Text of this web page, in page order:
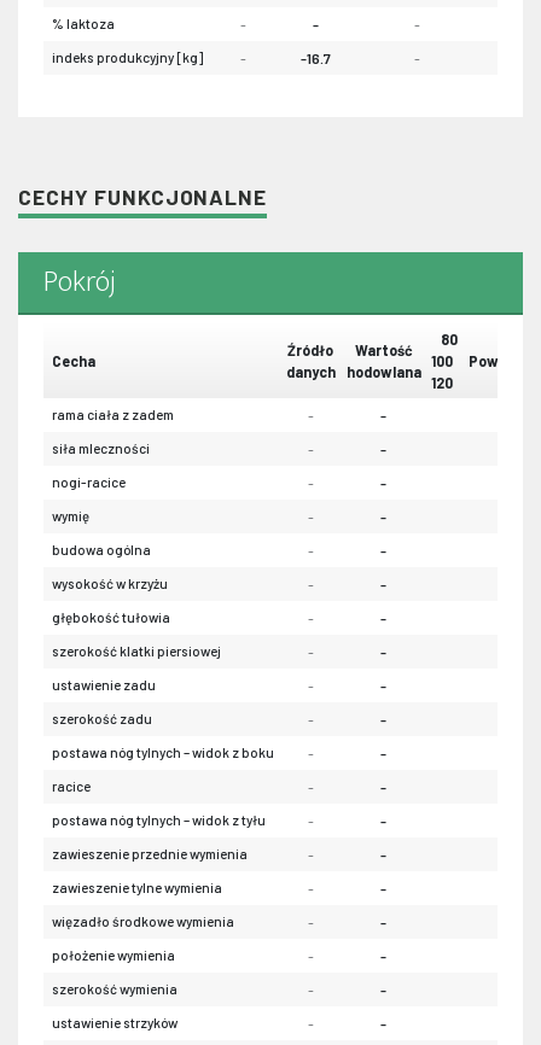
% laktoza - - -
indeks produkcyjny [kg] - -16.7 -
CECHY FUNKCJONALNE
Pokrój
Cecha
Źródło
danych
Wartość
hodowlana
80
100
120
rama ciała z zadem - -
siła mleczności - -
nogi-racice - -
wymię - -
budowa ogólna - -
wysokość w krzyżu - -
głębokość tułowia - -
szerokość klatki piersiowej - -
ustawienie zadu - -
szerokość zadu - -
postawa nóg tylnych – widok z boku - -
racice - -
postawa nóg tylnych – widok z tyłu - -
zawieszenie przednie wymienia - -
zawieszenie tylne wymienia - -
więzadło środkowe wymienia - -
położenie wymienia - -
szerokość wymienia - -
ustawienie strzyków - -